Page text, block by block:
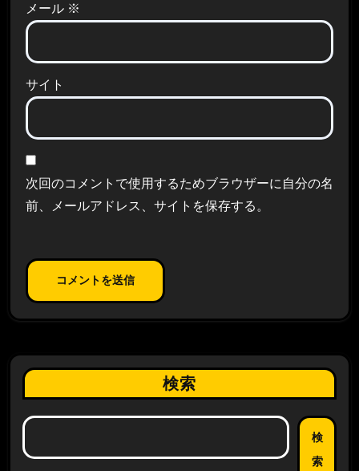
メール ※
サイト
次回のコメントで使用するためブラウザーに自分の名
前、メールアドレス、サイトを保存する。
検索
検
索